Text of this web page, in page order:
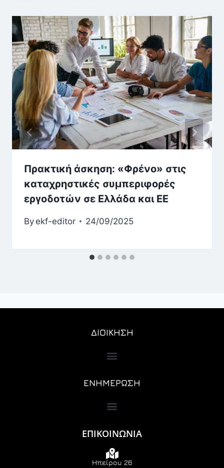
Πρακτική άσκηση: «Φρένο» στις
καταχρηστικές συμπεριφορές
εργοδοτών σε Ελλάδα και EE
By ekf-editor 24/09/2025
ΔΙΟΙΚΗΣΗ
ΕΝΗΜΕΡΩΣΗ
ΕΠΙΚΟΙΝΩΝΙΑ
Ηπείρου 26